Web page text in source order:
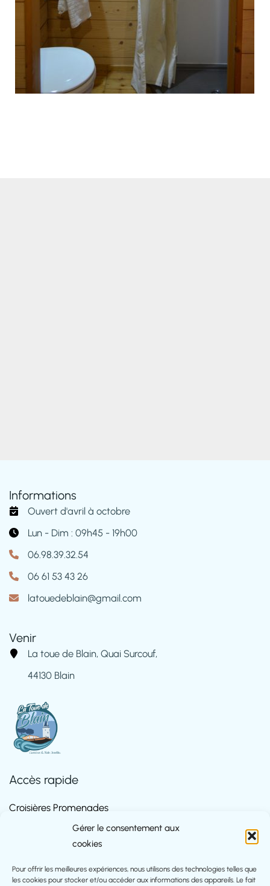
Gérer le consentement aux
cookies
Pour offrir les meilleures expériences, nous utilisons des technologies telles que
les cookies pour stocker et/ou accéder aux informations des appareils. Le fait
Informations
Ouvert d'avril à octobre
Lun - Dim : 09h45 - 19h00
06.98.39.32.54
06 61 53 43 26
latouedeblain@gmail.com
Venir
La toue de Blain, Quai Surcouf,
44130 Blain
Accès rapide
Croisières Promenades
Croisières Repas
Réserver croisière / bateau